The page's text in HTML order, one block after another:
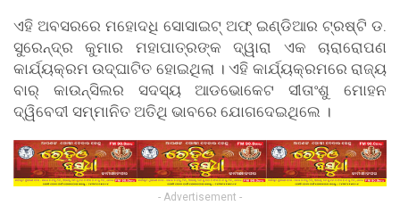
ଏହି ଅବସରରେ ମହୋଦଧି ସୋସାଇଟ୍ ଅଫ୍ ଇଣ୍ଡିଆର ଟ୍ରଷ୍ଟି ଡ.
ସୁରେନ୍ଦ୍ର କୁମାର ମହାପାତ୍ରଙ୍କ ଦ୍ୱାରା ଏକ ଚାରାରୋପଣ
କାର୍ଯ୍ୟକ୍ରମ ଉଦ୍ଘାଟିତ ହୋଇଥିଲା । ଏହି କାର୍ଯ୍ୟକ୍ରମରେ ରାଜ୍ୟ
ବାର୍ କାଉନ୍ସିଲର ସଦସ୍ୟ ଆଡଭୋକେଟ ସୀତାଂଶୁ ମୋହନ
ଦ୍ୱିବେଦୀ ସମ୍ମାନିତ ଅତିଥି ଭାବରେ ଯୋଗଦେଇଥିଲେ ।
- Advertisement -